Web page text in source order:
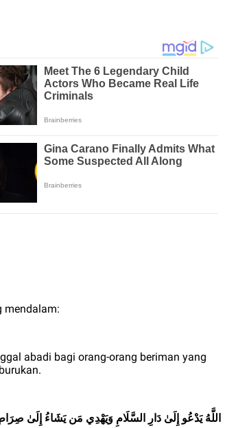
mendalam:
abadi bagi orang-orang beriman yang
اللَّهُ يَدْعُو إِلَىٰ دَارِ السَّلَامِ وَيَهْدِي مَن يَشَاءُ إِلَىٰ